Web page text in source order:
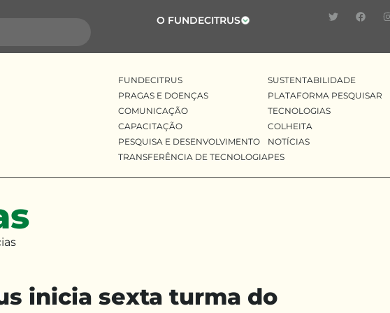
O FUNDECITRUS
SUSTENTABILIDADE
PLATAFORMA PESQUISAR
TECNOLOGIAS
COLHEITA
NOTÍCIAS
PES
FUNDECITRUS
PRAGAS E DOENÇAS
COMUNICAÇÃO
CAPACITAÇÃO
PESQUISA E DESENVOLVIMENTO
TRANSFERÊNCIA DE TECNOLOGIA
inicia sexta turma do